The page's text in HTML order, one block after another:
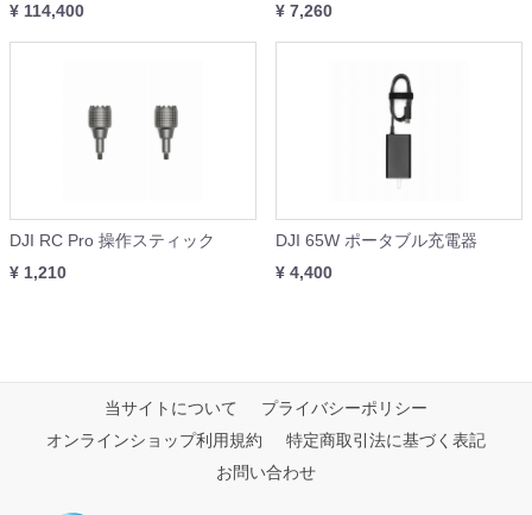
¥ 114,400
¥ 7,260
DJI RC Pro 操作スティック
¥ 1,210
DJI 65W ポータブル充電器
¥ 4,400
当サイトについて
プライバシーポリシー
オンラインショップ利用規約
特定商取引法に基づく表記
お問い合わせ